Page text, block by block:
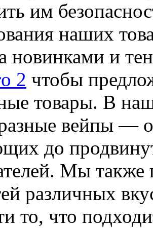
им
наших
новинками и
2 чтобы
товары. В
вейпы —
до
Мы
различных
то, что